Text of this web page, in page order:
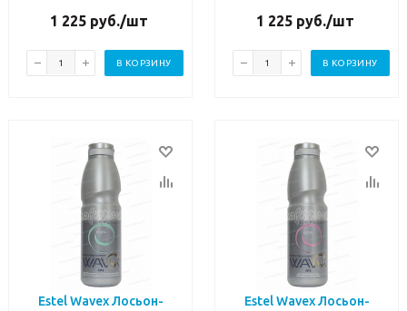
1 225 руб./шт
В КОРЗИНУ
1 225 руб./шт
В КОРЗИНУ
Estel Wavex Лосьон-
Estel Wavex Лосьон-